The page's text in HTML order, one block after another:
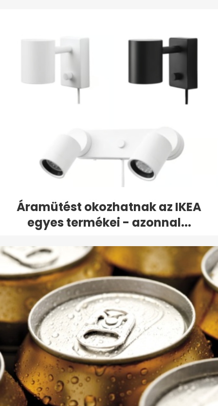
Áramütést okozhatnak az IKEA
egyes termékei - azonnal...